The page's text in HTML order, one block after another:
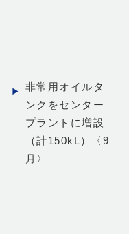
非常用オイルタ
ンクをセンター
プラントに増設
（計150kL）〈9
月〉